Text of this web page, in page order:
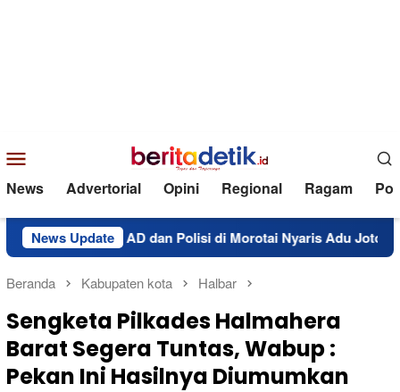
Mobile
News Advertorial Opini Regional Ragam
News Update
TNI AD dan Polisi di Morotai Nyaris Adu Jotos
Beranda Kabupaten kota Halbar
Sengketa Pilkades Halmahera
Barat Segera Tuntas, Wabup :
Pekan Ini Hasilnya Diumumkan